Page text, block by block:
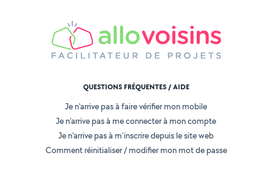
QUESTIONS FRÉQUENTES / AIDE
Je n'arrive pas à faire vérifier mon mobile
Je n'arrive pas à me connecter à mon compte
Je n'arrive pas à m'inscrire depuis le site web
Comment réinitialiser / modifier mon mot de passe